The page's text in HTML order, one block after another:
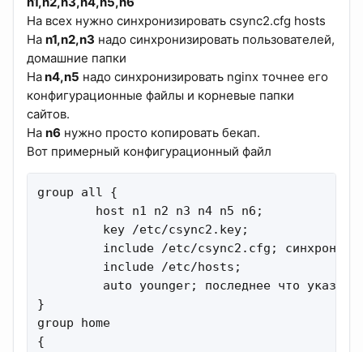
На всех нужно синхронизировать csync2.cfg hosts
На n1,n2,n3 надо синхронизировать пользователей,
домашние папки
Наn4,n5 надо синхронизировать nginx точнее его
конфигурационные файлы и корневые папки
сайтов.
На n6 нужно просто копировать бекап.
Вот примерный конфигурационный файл
group all {
        host n1 n2 n3 n4 n5 n6;
         key /etc/csync2.key;
include /etc/csync2.cfg;
         include /etc/hosts;
auto younger; последнее что
}
group home
{